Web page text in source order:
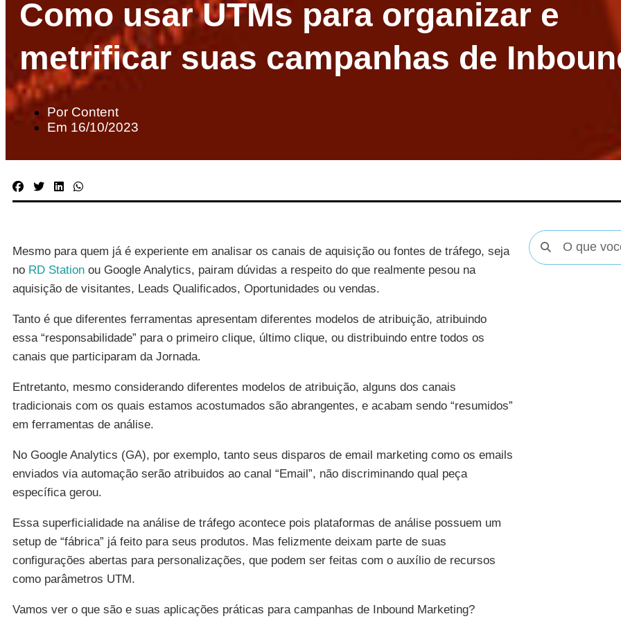
Como usar UTMs para organizar e
metrificar suas campanhas de
Por Content
Em 16/10/2023
Mesmo para quem já é experiente em analisar os canais de aquisição ou fontes de tráfego, seja
no RD Station ou Google Analytics, pairam dúvidas a respeito do que realmente pesou na
aquisição de visitantes, Leads Qualificados, Oportunidades ou vendas.
Tanto é que diferentes ferramentas apresentam diferentes modelos de atribuição, atribuindo
essa “responsabilidade” para o primeiro clique, último clique, ou distribuindo entre todos os
canais que participaram da Jornada.
Entretanto, mesmo considerando diferentes modelos de atribuição, alguns dos canais
tradicionais com os quais estamos acostumados são abrangentes, e acabam sendo “resumidos”
em ferramentas de análise.
No Google Analytics (GA), por exemplo, tanto seus disparos de email marketing como os emails
enviados via automação serão atribuidos ao canal “Email”, não discriminando qual peça
específica gerou.
Essa superficialidade na análise de tráfego acontece pois plataformas de análise possuem um
setup de “fábrica” já feito para seus produtos. Mas felizmente deixam parte de suas
configurações abertas para personalizações, que podem ser feitas com o auxílio de recursos
como parâmetros UTM.
Vamos ver o que são e suas aplicações práticas para campanhas de Inbound Marketing?